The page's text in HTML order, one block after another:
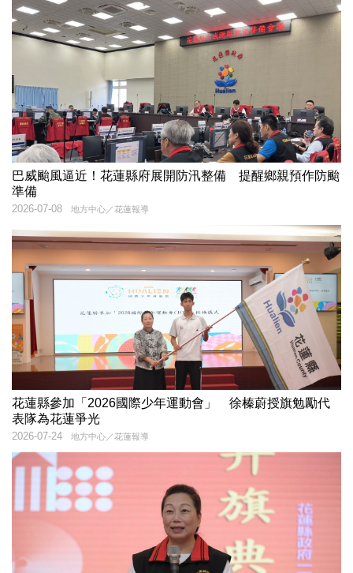
巴威颱風逼近！花蓮縣府展開防汛整備 提醒鄉親預作防颱
準備
地方中心／花蓮報導
2026-07-08
花蓮縣參加「2026國際少年運動會」 徐榛蔚授旗勉勵代
表隊為花蓮爭光
地方中心／花蓮報導
2026-07-24